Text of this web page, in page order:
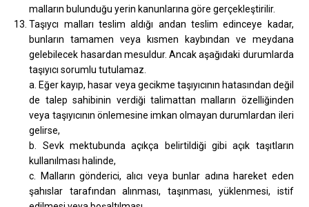
malların bulunduğu yerin kanunlarına göre gerçekleştirilir.
Taşıycı malları teslim aldığı andan teslim edinceye kadar,
bunların tamamen veya kısmen kaybından ve meydana
gelebilecek hasardan mesuldur. Ancak aşağıdaki durumlarda
taşıyıcı sorumlu tutulamaz.
a. Eğer kayıp, hasar veya gecikme taşıyıcının hatasından değil
de talep sahibinin verdiği talimattan malların özelliğinden
veya taşıyıcının önlemesine imkan olmayan durumlardan ileri
gelirse,
b. Sevk mektubunda açıkça belirtildiği gibi açık taşıtların
kullanılması halinde,
c. Malların gönderici, alıcı veya bunlar adına hareket eden
şahıslar tarafından alınması, taşınması, yüklenmesi, istif